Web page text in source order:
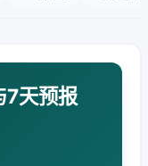
7天预报